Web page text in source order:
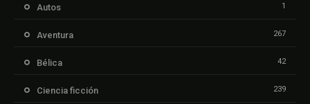
Autos 1
Aventura 267
Bélica 42
Ciencia ficción 239